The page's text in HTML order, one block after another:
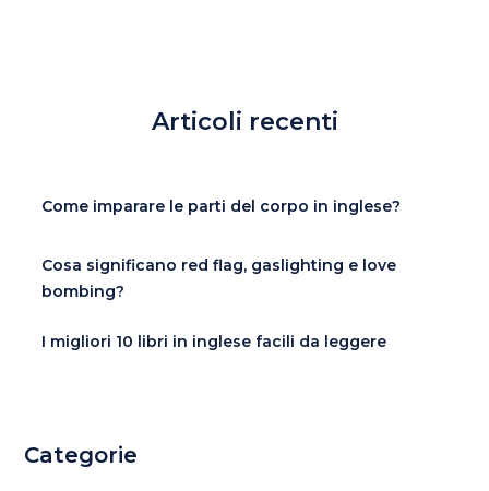
Articoli recenti
Come imparare le parti del corpo in inglese?
Cosa significano red flag, gaslighting e love
bombing?
I migliori 10 libri in inglese facili da leggere
Categorie